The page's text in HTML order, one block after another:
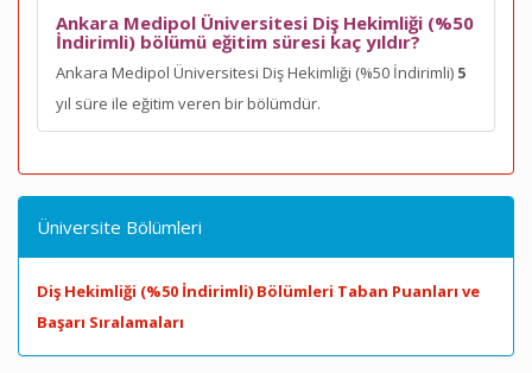
Ankara Medipol Üniversitesi Diş Hekimliği (%50
İndirimli) bölümü eğitim süresi kaç yıldır?
Ankara Medipol Üniversitesi Diş Hekimliği (%50 İndirimli) 5
yıl süre ile eğitim veren bir bölümdür.
Üniversite Bölümleri
Diş Hekimliği (%50 İndirimli) Bölümleri Taban Puanları ve
Başarı Sıralamaları